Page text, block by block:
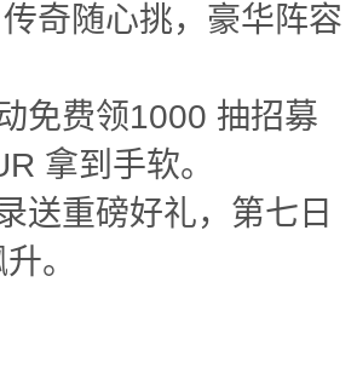
奇随心挑，豪华阵容
免费领1000 抽招募
拿到手软。
送重磅好礼，第七日
。